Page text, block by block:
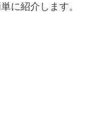
に紹介します。